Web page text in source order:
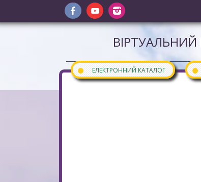
ВІРТУАЛЬНИЙ
● ЕЛЕКТРОННИЙ КАТАЛОГ ●